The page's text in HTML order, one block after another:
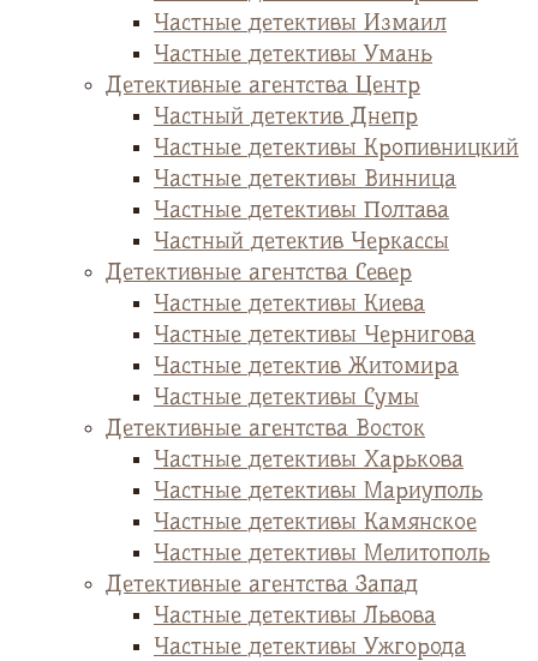
Частные детективы Измаил
Частные детективы Умань
Детективные агентства Центр
Частный детектив Днепр
Частные детективы Кропивницкий
Частные детективы Винница
Частные детективы Полтава
Частный детектив Черкассы
Детективные агентства Север
Частные детективы Киева
Частные детективы Чернигова
Частные детектив Житомира
Частные детективы Сумы
Детективные агентства Восток
Частные детективы Харькова
Частные детективы Мариуполь
Частные детективы Камянское
Частные детективы Мелитополь
Детективные агентства Запад
Частные детективы Львова
Частные детективы Ужгорода